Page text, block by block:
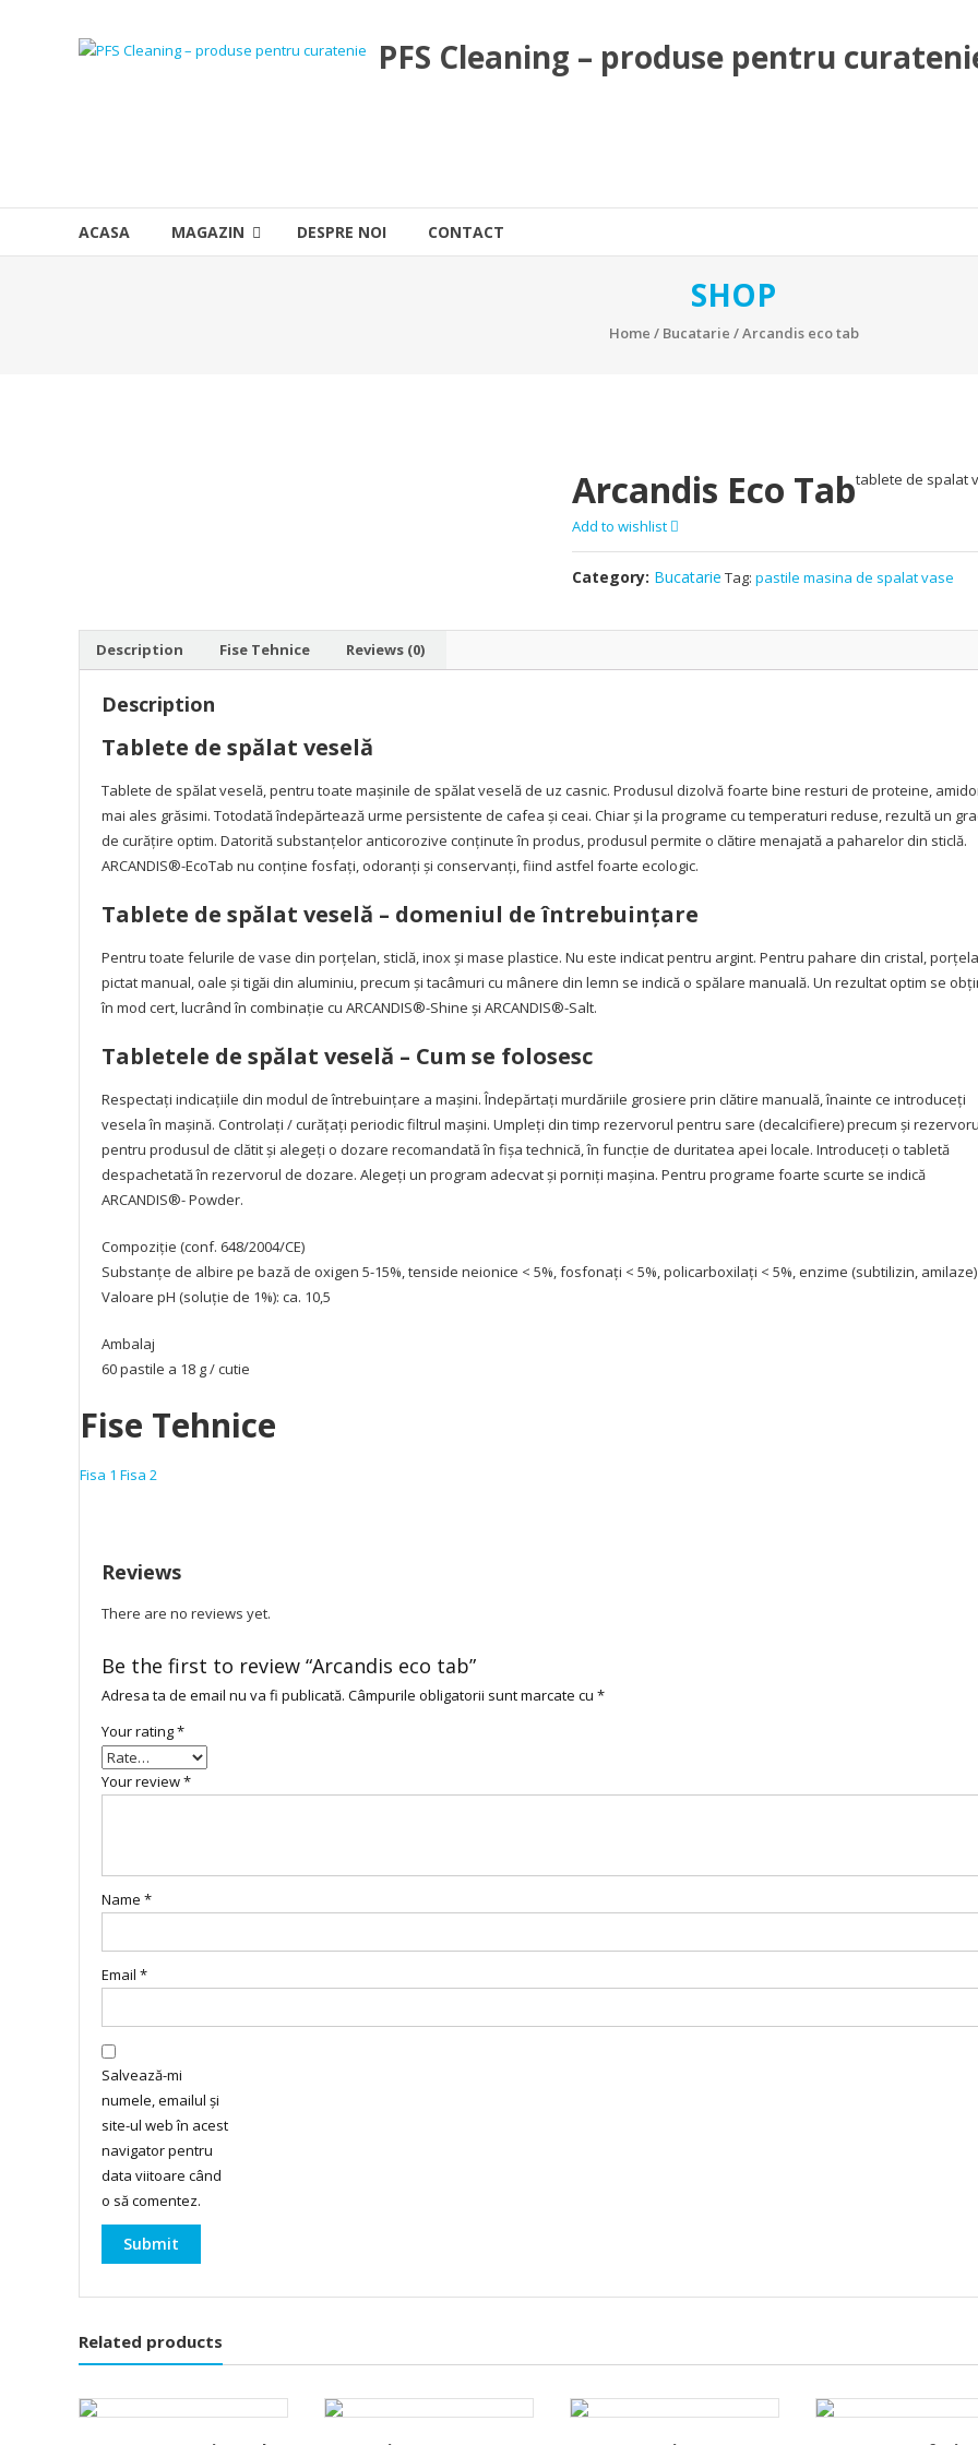
PFS Cleaning – produse pentru
ACASA MAGAZIN DESPRE NOI CONTACT
SHOP
Home / Bucatarie / Arcandis eco tab
Arcandis Eco Tabtablete de spalat
Add to wishlist
Category: Bucatarie Tag:pastile masina de spalat vase
Description Fise Tehnice Reviews (0)
Description
Tablete de spălat veselă
Tablete de spălat veselă, pentru toate maşinile de spălat veselă de uz casnic. Produsul dizolvă foarte bine resturi de proteine,
mai ales grăsimi. Totodată îndepărtează urme persistente de cafea şi ceai. Chiar şi la programe cu temperaturi reduse, rezultă un
de curăţire optim. Datorită substanţelor anticorozive conţinute în produs, produsul permite o clătire menajată a paharelor din sticlă.
ARCANDIS®-EcoTab nu conţine fosfaţi, odoranţi şi conservanţi, fiind astfel foarte ecologic.
Tablete de spălat veselă – domeniul de întrebuinţare
Pentru toate felurile de vase din porţelan, sticlă, inox şi mase plastice. Nu este indicat pentru argint. Pentru pahare din cristal,
pictat manual, oale şi tigăi din aluminiu, precum şi tacâmuri cu mânere din lemn se indică o spălare manuală. Un rezultat optim se
în mod cert, lucrând în combinaţie cu ARCANDIS®-Shine şi ARCANDIS®-Salt.
Tabletele de spălat veselă – Cum se folosesc
Respectaţi indicaţiile din modul de întrebuinţare a maşini. Îndepărtaţi murdăriile grosiere prin clătire manuală, înainte ce introduceţi
vesela în maşină. Controlaţi / curăţaţi periodic filtrul maşini. Umpleţi din timp rezervorul pentru sare (decalcifiere) precum şi
pentru produsul de clătit şi alegeţi o dozare recomandată în fişa technică, în funcţie de duritatea apei locale. Introduceţi o tabletă
despachetată în rezervorul de dozare. Alegeţi un program adecvat şi porniţi maşina. Pentru programe foarte scurte se indică
ARCANDIS®- Powder.
Compoziţie (conf. 648/2004/CE)
Substanţe de albire pe bază de oxigen 5-15%, tenside neionice < 5%, fosfonaţi < 5%, policarboxilaţi < 5%, enzime (subtilizin, amilaze)
Valoare pH (soluţie de 1%): ca. 10,5
Ambalaj
60 pastile a 18 g / cutie
Fise Tehnice
Fisa 1 Fisa 2
Reviews
There are no reviews yet.
Be the first to review “Arcandis eco tab”
Adresa ta de email nu va fi publicată. Câmpurile obligatorii sunt marcate cu *
Your rating*
Your review*
Name *
Email *
Salvează-mi
numele, emailul și
site-ul web în acest
navigator pentru
data viitoare când
o să comentez.
Related products